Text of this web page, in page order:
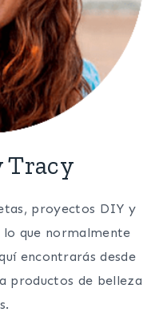
Tracy
proyectos DIY y
que normalmente
encontrarás desde
productos de belleza